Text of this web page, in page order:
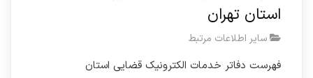
استان تهران
سایر اطلاعات مرتبط
فهرست دفاتر خدمات الکترونیک قضایی استان